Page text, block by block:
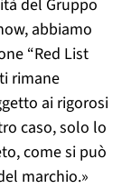
del Gruppo
abbiamo
“Red List
rimane
ai rigorosi
caso, solo lo
come si può
marchio.»